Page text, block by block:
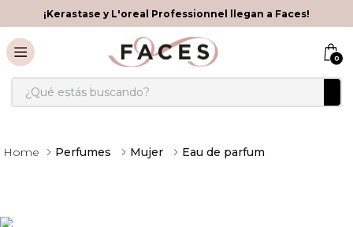
¡Kerastase y L'oreal Professionnel llegan a Faces!
0
¿Qué estás buscando?
Perfumes Mujer Eau de parfum